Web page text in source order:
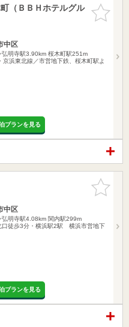
お気に入
りに追加
（ＢＢＨホテルグル
中区
弘明寺駅3.90km 桜木町駅251m
京浜東北線／市営地下鉄、桜木町駅よ
プランを見る
お気に入
りに追加
中区
弘明寺駅4.08km 関内駅299m
口徒歩3分・横浜駅2駅 横浜市営地下
プランを見る